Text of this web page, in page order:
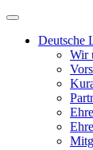
Deutsche
Wir